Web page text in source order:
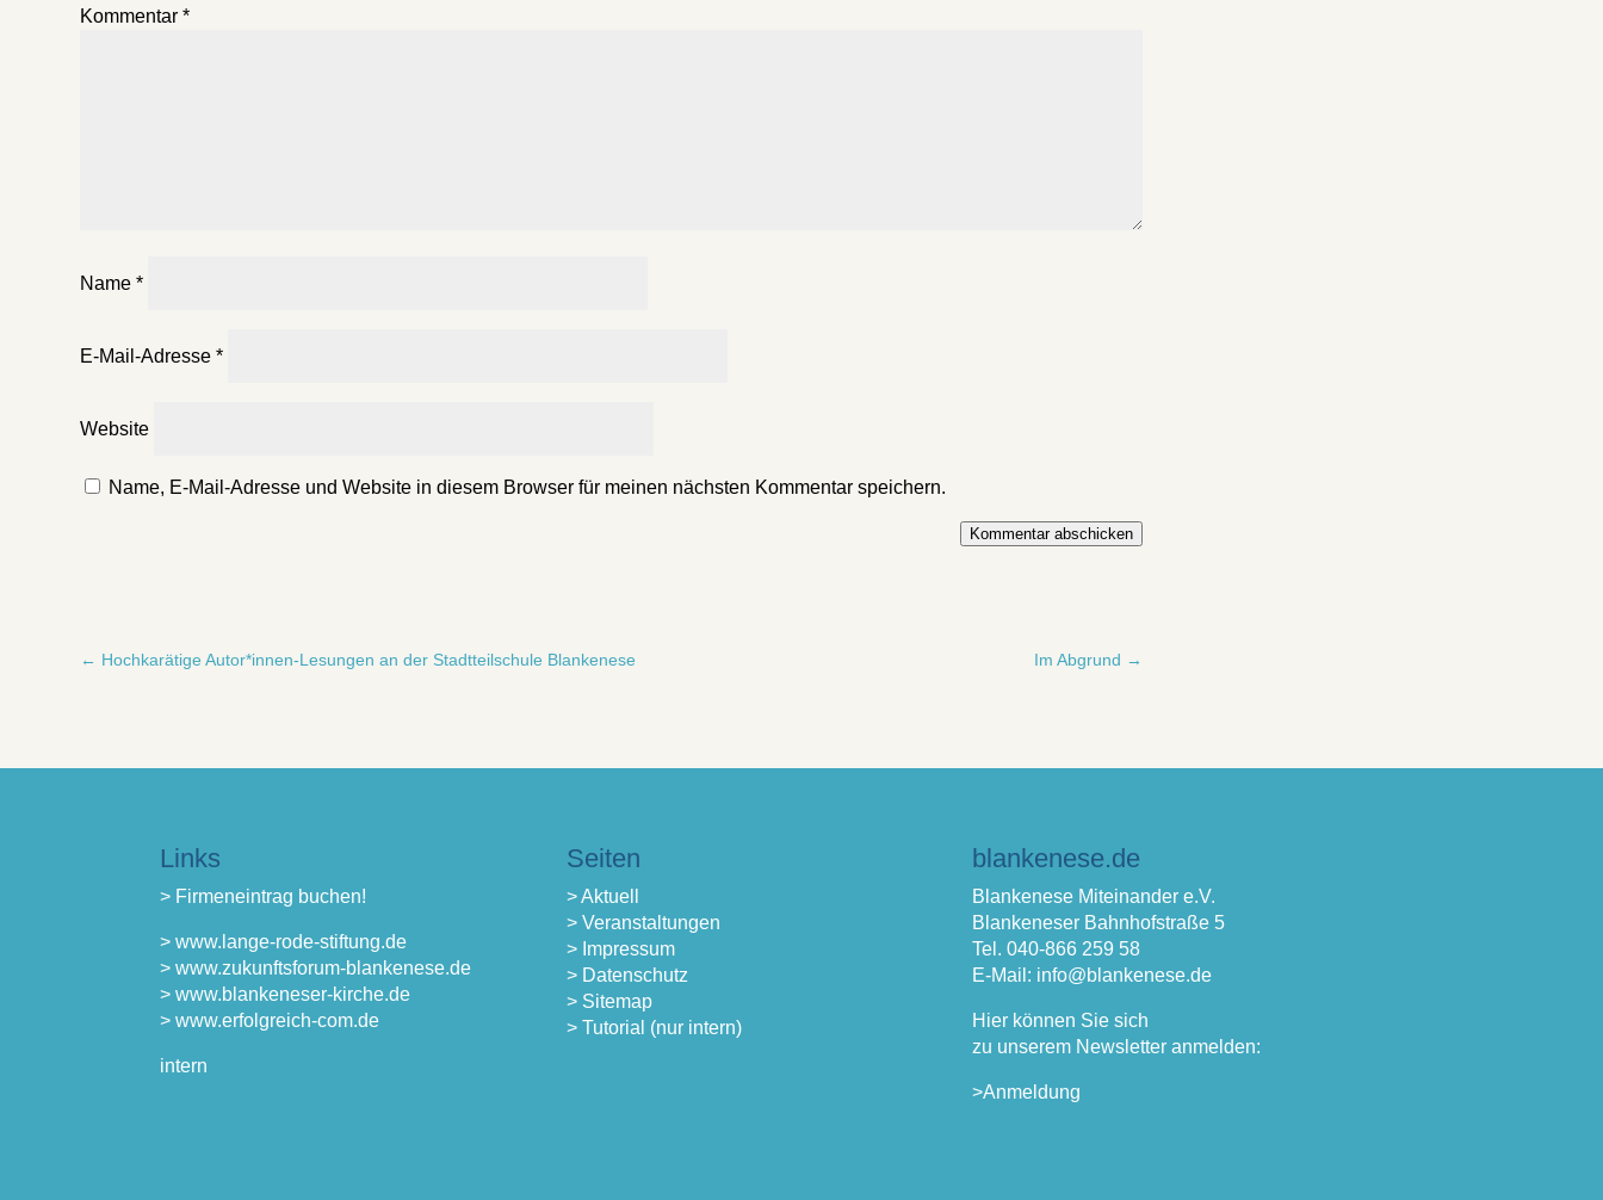
Kommentar*
Name*
E-Mail-Adresse*
Website
Name, E-Mail-Adresse und Website in diesem Browser für meinen nächsten Kommentar speichern.
Kommentar abschicken
← Hochkarätige Autor*innen-Lesungen an der Stadtteilschule Blankenese Im Abgrund →
Links
> Firmeneintrag buchen!
> www.lange-rode-stiftung.de
> www.zukunftsforum-blankenese.de
> www.blankeneser-kirche.de
> www.erfolgreich-com.de
intern
Seiten
> Aktuell
> Veranstaltungen
> Impressum
> Datenschutz
> Sitemap
> Tutorial (nur intern)
blankenese.de
Blankenese Miteinander e.V.
Blankeneser Bahnhofstraße 5
Tel. 040-866 259 58
E-Mail: info@blankenese.de
Hier können Sie sich
zu unserem Newsletter anmelden:
>Anmeldung